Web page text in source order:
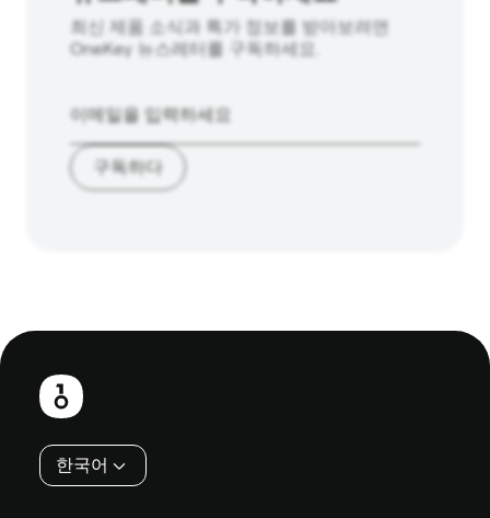
최신 제품 소식과 특가 정보를 받아보려면
OneKey 뉴스레터를 구독하세요.
구독하다
보
한국어